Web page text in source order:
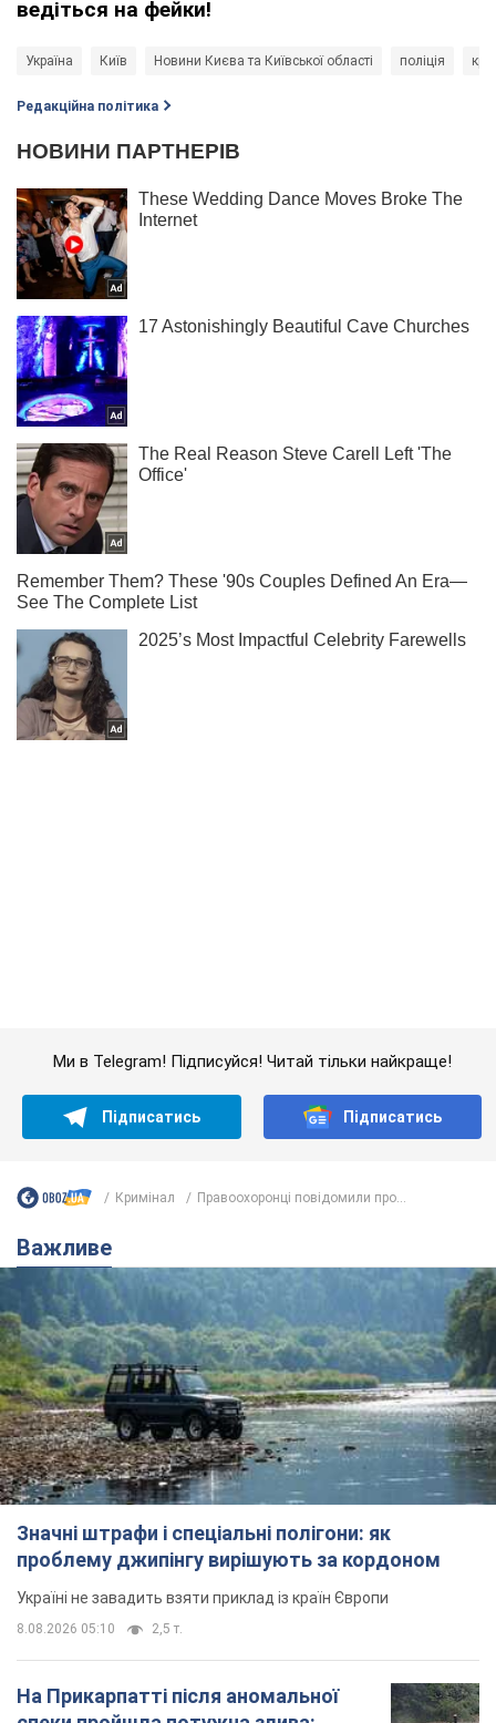
ведіться на фейки!
Україна Київ Новини Києва та Київської області поліція
Редакційна політика
Значні штрафи і спеціальні полігони: як
проблему джипінгу вирішують за кордоном
Україні не завадить взяти приклад із країн Європи
8.08.2026 05:10 2,5 т.
На Прикарпатті після аномальної
спеки пройшла потужна злива:
дороги перетворились на річки.
Відео
Негода накрила Івано-Франківщину та
8.08.2026 09:27
Жінці нарахували 729 тис. грн боргу
за газ через покази зіпсованого
лічильника: суддя ухвалив
неочікуване рішення
Чи треба платити борг через донарахування